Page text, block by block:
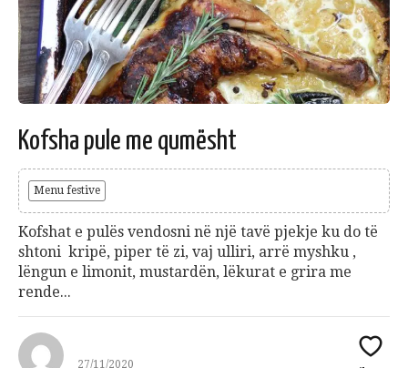
Kofsha pule me qumësht
Menu festive
Kofshat e pulës vendosni në një tavë pjekje ku do të
shtoni kripë, piper të zi, vaj ulliri, arrë myshku ,
lëngun e limonit, mustardën, lëkurat e grira me
rende...
27/11/2020